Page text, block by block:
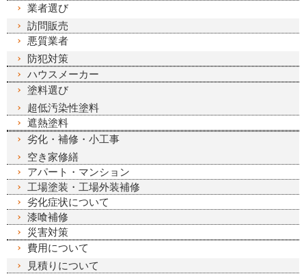
業者選び
訪問販売
悪質業者
防犯対策
ハウスメーカー
塗料選び
超低汚染性塗料
遮熱塗料
劣化・補修・小工事
空き家修繕
アパート・マンション
工場塗装・工場外装補修
劣化症状について
漆喰補修
災害対策
費用について
見積りについて